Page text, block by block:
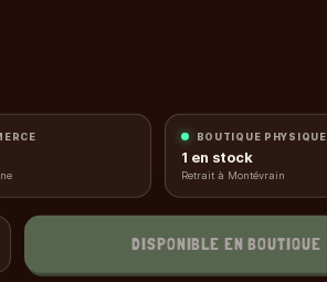
BOUTIQUE PHYSIQUE
1 en stock
Retrait à Montévrain
DISPONIBLE EN BOUTIQUE